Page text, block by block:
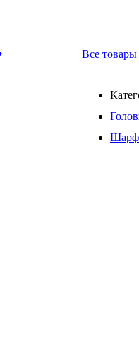
Все товары